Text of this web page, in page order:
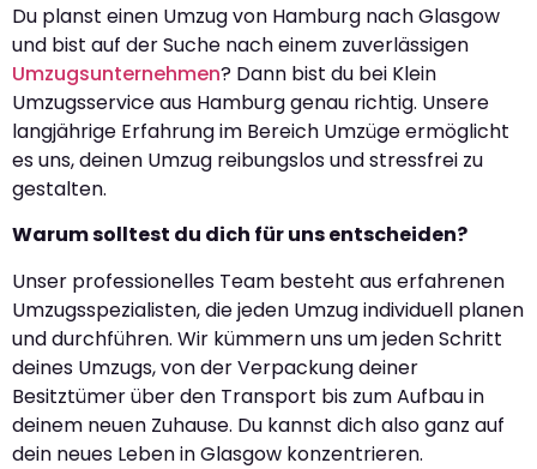
Du planst einen Umzug von Hamburg nach Glasgow
und bist auf der Suche nach einem zuverlässigen
Umzugsunternehmen? Dann bist du bei Klein
Umzugsservice aus Hamburg genau richtig. Unsere
langjährige Erfahrung im Bereich Umzüge ermöglicht
es uns, deinen Umzug reibungslos und stressfrei zu
gestalten.
Warum solltest du dich für uns entscheiden?
Unser professionelles Team besteht aus erfahrenen
Umzugsspezialisten, die jeden Umzug individuell planen
und durchführen. Wir kümmern uns um jeden Schritt
deines Umzugs, von der Verpackung deiner
Besitztümer über den Transport bis zum Aufbau in
deinem neuen Zuhause. Du kannst dich also ganz auf
dein neues Leben in Glasgow konzentrieren.